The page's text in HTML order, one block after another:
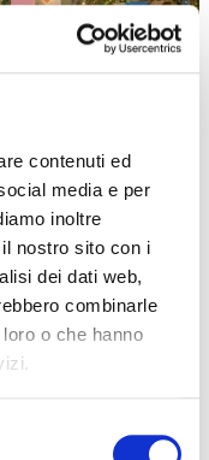
contenuti ed
media e per
inoltre
nostro sito con i
dei dati web,
combinarle
o che hanno